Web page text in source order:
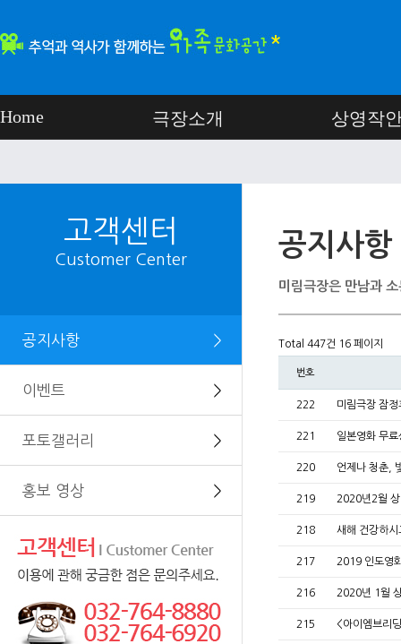
Home 극장소개 상영작
고객센터
Customer Center
공지사항 ＞
이벤트 ＞
포토갤러리 ＞
홍보 영상 ＞
공지사항
미림극장은 만남과
Total 447건 16 페이지
번호
222 미림극장 잠
221 일본영화 무
220 언제나 청춘,
219 2020년2월
218 새해 건강하
217 2019 인도영
216 2020년 1월
215 <아이엠브리